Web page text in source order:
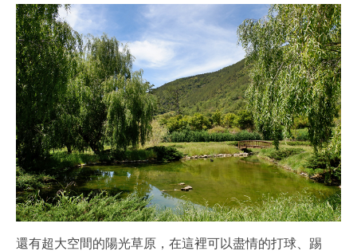
還有超大空間的陽光草原，在這裡可以盡情的打球、踢